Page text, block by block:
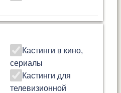
Кастинги в кино,
сериалы
Кастинги для
телевизионной